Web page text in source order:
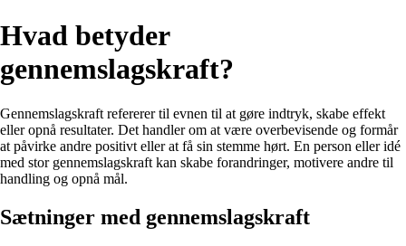
Hvad betyder
gennemslagskraft?
Gennemslagskraft refererer til evnen til at gøre indtryk, skabe effekt
eller opnå resultater. Det handler om at være overbevisende og formår
at påvirke andre positivt eller at få sin stemme hørt. En person eller idé
med stor gennemslagskraft kan skabe forandringer, motivere andre til
handling og opnå mål.
Sætninger med gennemslagskraft